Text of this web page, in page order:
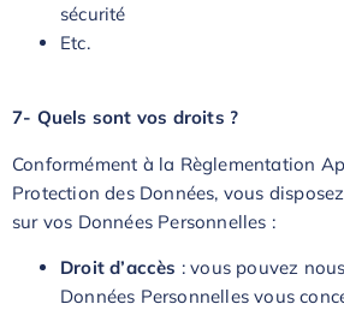
sécurité
Etc.
7- Quels sont vos droits ?
Conformément à la Règlementation
Protection des Données, vous
sur vos Données Personnelles :
Droit d’accès : vous pouvez
Données Personnelles vous